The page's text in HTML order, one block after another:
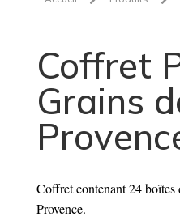
Coffret
Grains
Coffret contenant 24 boîtes
Provence.